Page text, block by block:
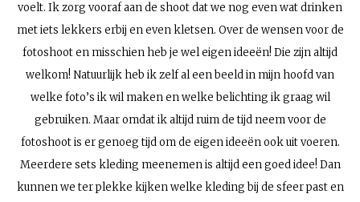
voelt. Ik zorg vooraf aan de shoot dat we nog even wat drinken
met iets lekkers erbij en even kletsen. Over de wensen voor de
fotoshoot en misschien heb je wel eigen ideeën! Die zijn altijd
welkom! Natuurlijk heb ik zelf al een beeld in mijn hoofd van
welke foto’s ik wil maken en welke belichting ik graag wil
gebruiken. Maar omdat ik altijd ruim de tijd neem voor de
fotoshoot is er genoeg tijd om de eigen ideeën ook uit voeren.
Meerdere sets kleding meenemen is altijd een goed idee! Dan
kunnen we ter plekke kijken welke kleding bij de sfeer past en